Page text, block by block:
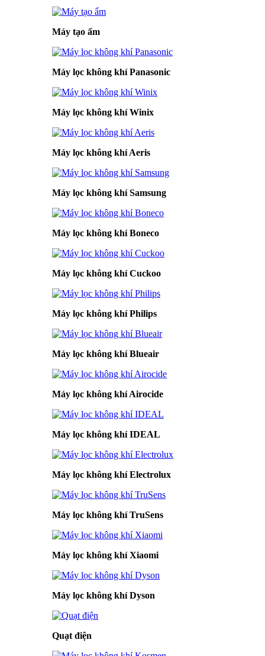
Máy tạo ẩm
Máy lọc không khí Panasonic
Máy lọc không khí Winix
Máy lọc không khí Aeris
Máy lọc không khí Samsung
Máy lọc không khí Boneco
Máy lọc không khí Cuckoo
Máy lọc không khí Philips
Máy lọc không khí Blueair
Máy lọc không khí Airocide
Máy lọc không khí IDEAL
Máy lọc không khí Electrolux
Máy lọc không khí TruSens
Máy lọc không khí Xiaomi
Máy lọc không khí Dyson
Quạt điện